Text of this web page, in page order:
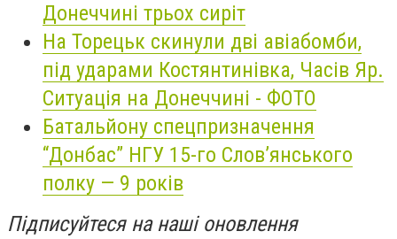
Донеччині трьох сиріт
На Торецьк скинули дві авіабомби,
під ударами Костянтинівка, Часів Яр.
Ситуація на Донеччині - ФОТО
Батальйону спецпризначення
“Донбас” НГУ 15-го Слов’янського
полку — 9 років
Підписуйтеся на наші оновлення